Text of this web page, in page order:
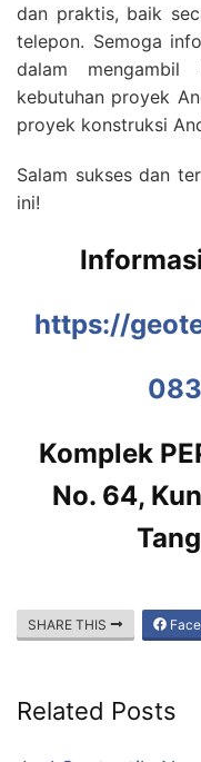
dan praktis, baik
telepon. Semoga
dalam
kebutuhan proyek
proyek konstruksi
Salam sukses dan
ini!
https://
Komplek
No. 64,
SHARE THIS
Related Posts